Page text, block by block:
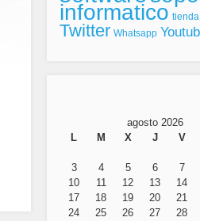
informatico
Twitter Whatsapp
agosto 2026
L
M X J V
3
4 5 6 7
10
11 12 13 14
17
18 19 20 21
24
25 26 27 28